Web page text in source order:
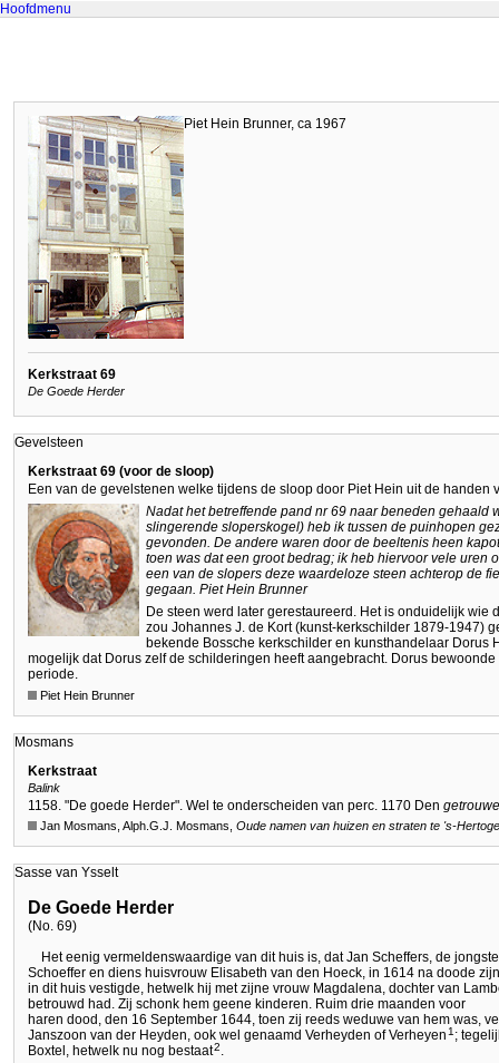
Hoofdmenu
Piet Hein Brunner, ca 1967
Kerkstraat 69
De Goede Herder
Gevelsteen
Kerkstraat 69 (voor de sloop)
Een van de gevelstenen welke tijdens de sloop door Piet Hein uit de handen
Nadat het betreffende pand nr 69 naar beneden gehaald
slingerende sloperskogel) heb ik tussen de puinhopen
gevonden. De andere waren door de beeltenis heen
toen was dat een groot bedrag; ik heb hiervoor vele uren
een van de slopers deze waardeloze steen achterop de
gegaan. Piet Hein Brunner
De steen werd later gerestaureerd. Het is onduidelijk wie
zou Johannes J. de Kort (kunst-kerkschilder 1879-1947)
bekende Bossche kerkschilder en kunsthandelaar Dorus
mogelijk dat Dorus zelf de schilderingen heeft aangebracht. Dorus
periode.
Piet Hein Brunner
Mosmans
Kerkstraat
Balink
1158. "De goede Herder". Wel te onderscheiden van perc. 1170 Den
Jan Mosmans, Alph.G.J. Mosmans, Oude namen van huizen en straten te 's-
Sasse van Ysselt
De Goede Herder
(No. 69)
Het eenig vermeldenswaardige van dit huis is, dat Jan Scheffers, de
Schoeffer en diens huisvrouw Elisabeth van den Hoeck, in 1614 na doode
in dit huis vestigde, hetwelk hij met zijne vrouw Magdalena, dochter van
betrouwd had. Zij schonk hem geene kinderen. Ruim drie maanden voor
haren dood, den 16 September 1644, toen zij reeds weduwe van hem was,
Janszoon van der Heyden, ook wel genaamd Verheyden of Verheyen1;
Boxtel, hetwelk nu nog bestaat2